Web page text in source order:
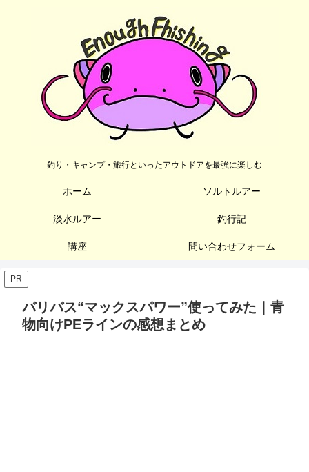
釣り・キャンプ・旅行といったアウトドアを最強に楽しむ
ホーム ソルトルアー
淡水ルアー 釣行記
講座 問い合わせフォーム
PR
バリバス“マックスパワー”使ってみた｜青
物向けPEラインの感想まとめ